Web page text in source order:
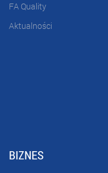
FA Quality
Aktualności
BIZNES